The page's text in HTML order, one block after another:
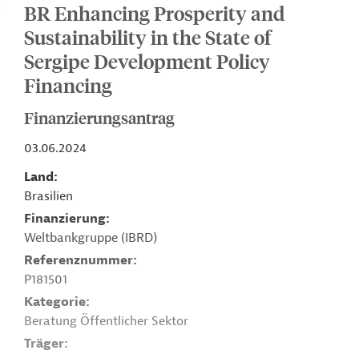
BR Enhancing Prosperity and
Sustainability in the State of
Sergipe Development Policy
Financing
Finanzierungsantrag
03.06.2024
Land
Brasilien
Finanzierung
Weltbankgruppe (IBRD)
Referenznummer
P181501
Kategorie
Beratung Öffentlicher Sektor
Träger